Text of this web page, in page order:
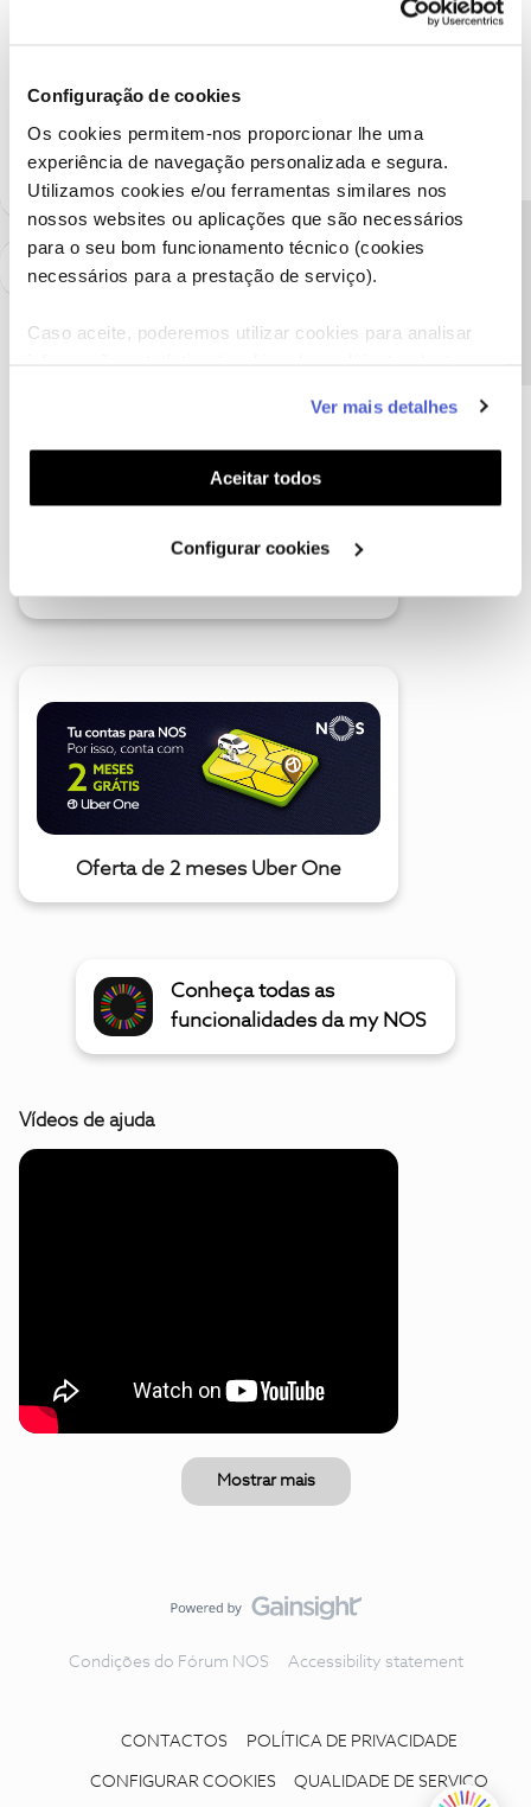
Configuração de cookies
Os cookies permitem-nos proporcionar lhe uma
experiência de navegação personalizada e segura.
Utilizamos cookies e/ou ferramentas similares nos
nossos websites ou aplicações que são necessários
para o seu bom funcionamento técnico (cookies
necessários para a prestação de serviço).
Caso aceite, poderemos utilizar cookies para analisar
funcionalidades (cookies de personalização e
funcionalidade) e adaptar anúncios aos seus interesses
(cookies de publicidade personalizada). Pode gerir a
utilização dos cookies clicando em "Configurar
Ver mais detalhes
Aceitar todos
Configurar cookies
Corrijo o comentário anterior. Agora a linha comercial é via
931 699 000 (Opção 1)
Oferta de 2 meses Uber One
Conheça todas as
funcionalidades da my NOS
Vídeos de ajuda
Mostrar mais
Condições do Fórum NOS Accessibility statement
CONTACTOS POLÍTICA DE PRIVACIDADE
CONFIGURAR COOKIES QUALIDADE DE SERVIÇO